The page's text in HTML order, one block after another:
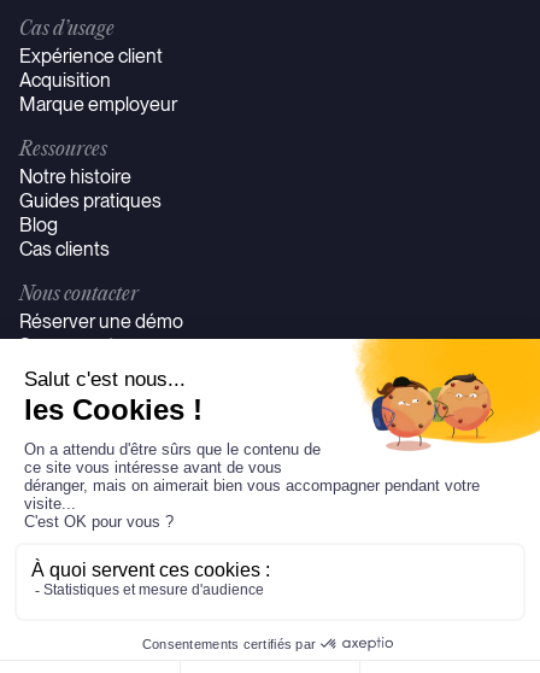
Cas d’usage
Expérience client
Acquisition
Marque employeur
Ressources
Notre histoire
Guides pratiques
Blog
Cas clients
Nous contacter
Réserver une démo
Se connecter
Politique de confidentialité
CGV